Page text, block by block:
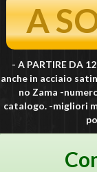
A
- A PARTIRE DA
anche in acciaio
no Zama -
catalogo. -migliori